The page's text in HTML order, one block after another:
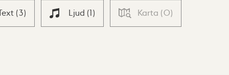
(3) Ljud (1) Karta (0)